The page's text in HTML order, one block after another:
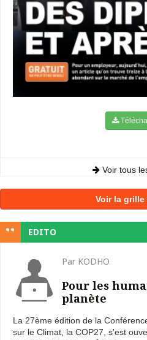
Voir tous
Voir la grille
EDITO
Par KODHO
Pour les
planète
La 27ème édition de la
sur le Climat, la COP27, s'est